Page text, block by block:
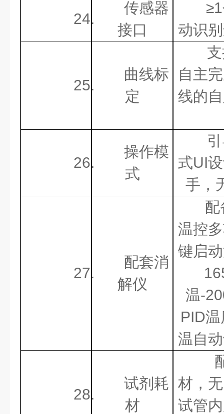
24.
传感器
接口
动识
25.
曲线标
定
自主
线的
26.
操作模
式
式UI
手，
27.
配套消
解仪
配
温控
键启
温-
PID
温自
28.
试剂耗
材
材，
试管